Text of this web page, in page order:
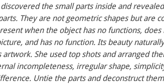
the small parts inside and
They are not geometric shapes but are
when the object has no functions,
and has no function. Its beauty
She used top shots and arranged
incompleteness, irregular shape,
Untie the parts and deconstruct